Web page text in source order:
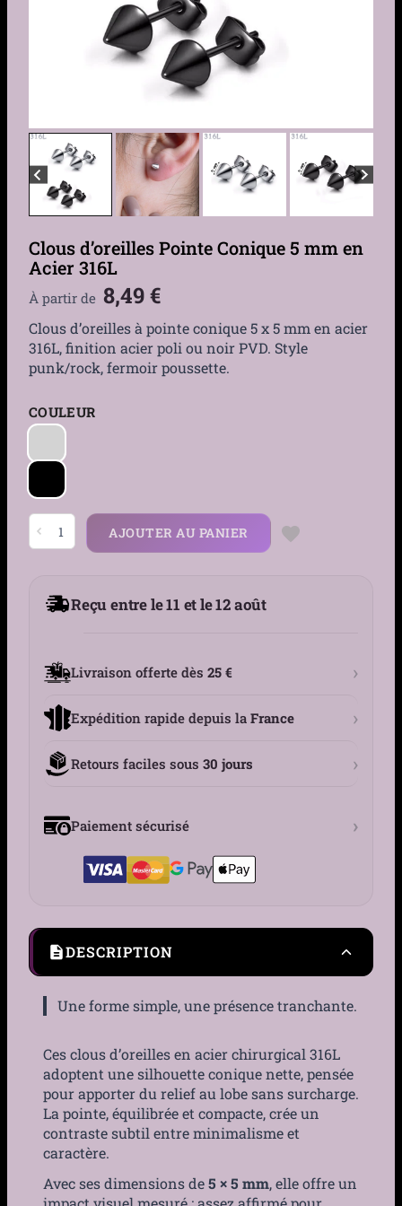
Clous d’oreilles Pointe Conique 5 mm en
Acier 316L
À partir de 8,49€
Clous d’oreilles à pointe conique 5 x 5 mm en acier
316L, finition acier poli ou noir PVD. Style
punk/rock, fermoir poussette.
COULEUR
quantité
de
Clous
316L
AJOUTER AU PANIER
Reçu entre le 11 et le 12 août
Livraison offerte dès 25 € ›
Expédition rapide depuis la France ›
Retours faciles sous 30 jours ›
Paiement sécurisé ›
DESCRIPTION
Une forme simple, une présence tranchante.
Ces clous d’oreilles en acier chirurgical 316L
adoptent une silhouette conique nette, pensée
pour apporter du relief au lobe sans surcharge.
La pointe, équilibrée et compacte, crée un
contraste subtil entre minimalisme et
caractère.
Avec ses dimensions de5 × 5 mm, elle offre un